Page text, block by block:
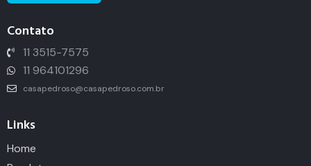
Contato
11 3515-7575
11 964101296
casapedroso@casapedroso.com.br
Links
Home